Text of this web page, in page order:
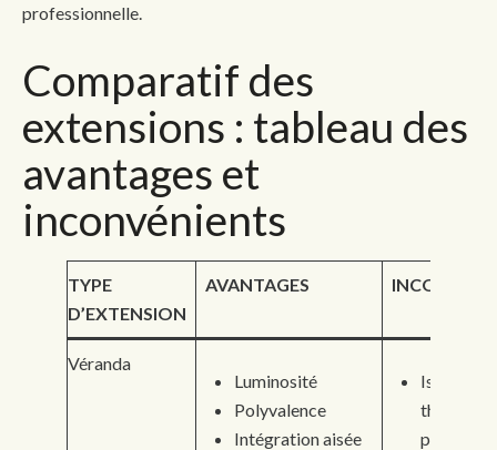
professionnelle.
Comparatif des
extensions : tableau des
avantages et
inconvénients
TYPE
D’EXTENSION
AVANTAGES
Véranda
Luminosité
Polyvalence
Intégration aisée
Isolation
thermique
parfois